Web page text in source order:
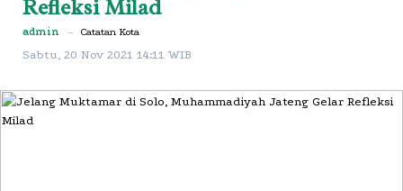
Refleksi Milad
admin – Catatan Kota
Sabtu, 20 Nov 2021 14:11 WIB